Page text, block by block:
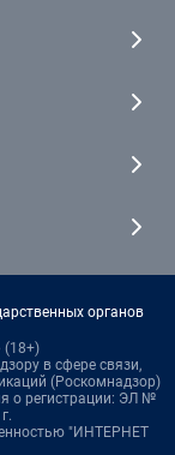
органов
(18+)
в сфере связи,
(Роскомнадзор)
о регистрации: ЭЛ №
"ИНТЕРНЕТ